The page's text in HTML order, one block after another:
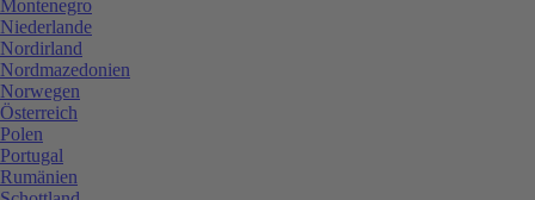
Montenegro
Niederlande
Nordirland
Nordmazedonien
Norwegen
Österreich
Polen
Portugal
Rumänien